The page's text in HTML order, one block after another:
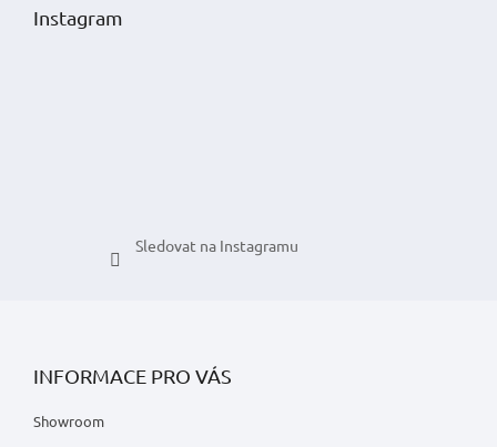
Instagram
Sledovat na Instagramu
INFORMACE PRO VÁS
Showroom